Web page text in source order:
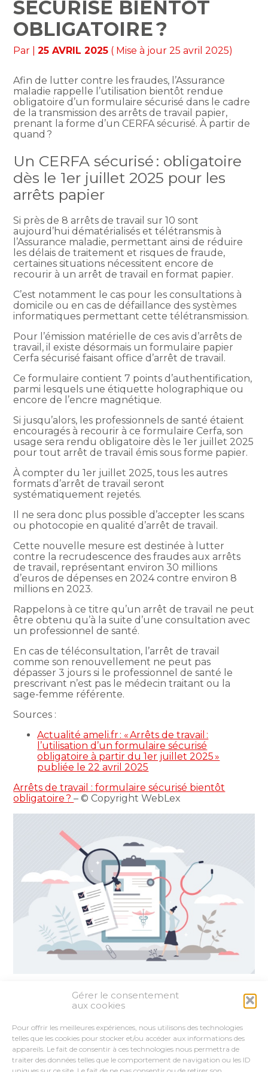
Gérer le consentement
aux cookies
Pour offrir les meilleures expériences, nous utilisons des technologies
telles que les cookies pour stocker et/ou accéder aux informations des
appareils. Le fait de consentir à ces technologies nous permettra de
traiter des données telles que le comportement de navigation ou les ID
SÉCURISÉ BIENTÔT
OBLIGATOIRE ?
Par |25 AVRIL 2025 ( Mise à jour 25 avril 2025)
Afin de lutter contre les fraudes, l’Assurance
maladie rappelle l’utilisation bientôt rendue
obligatoire d’un formulaire sécurisé dans le cadre
de la transmission des arrêts de travail papier,
prenant la forme d’un CERFA sécurisé. À partir de
quand ?
Un CERFA sécurisé : obligatoire
dès le 1er juillet 2025 pour les
arrêts papier
Si près de 8 arrêts de travail sur 10 sont
aujourd’hui dématérialisés et télétransmis à
l’Assurance maladie, permettant ainsi de réduire
les délais de traitement et risques de fraude,
certaines situations nécessitent encore de
recourir à un arrêt de travail en format papier.
C’est notamment le cas pour les consultations à
domicile ou en cas de défaillance des systèmes
informatiques permettant cette télétransmission.
Pour l’émission matérielle de ces avis d’arrêts de
travail, il existe désormais un formulaire papier
Cerfa sécurisé faisant office d’arrêt de travail.
Ce formulaire contient 7 points d’authentification,
parmi lesquels une étiquette holographique ou
encore de l’encre magnétique.
Si jusqu’alors, les professionnels de santé étaient
encouragés à recourir à ce formulaire Cerfa, son
usage sera rendu obligatoire dès le 1er juillet 2025
pour tout arrêt de travail émis sous forme papier.
À compter du 1er juillet 2025, tous les autres
formats d’arrêt de travail seront
systématiquement rejetés.
Il ne sera donc plus possible d’accepter les scans
ou photocopie en qualité d’arrêt de travail.
Cette nouvelle mesure est destinée à lutter
contre la recrudescence des fraudes aux arrêts
de travail, représentant environ 30 millions
d’euros de dépenses en 2024 contre environ 8
millions en 2023.
Rappelons à ce titre qu’un arrêt de travail ne peut
être obtenu qu’à la suite d’une consultation avec
un professionnel de santé.
En cas de téléconsultation, l’arrêt de travail
comme son renouvellement ne peut pas
dépasser 3 jours si le professionnel de santé le
prescrivant n’est pas le médecin traitant ou la
sage-femme référente.
Sources :
Actualité ameli.fr : « Arrêts de travail :
l’utilisation d’un formulaire sécurisé
obligatoire à partir du 1er juillet 2025 »
publiée le 22 avril 2025
Arrêts de travail : formulaire sécurisé bientôt
obligatoire ?– © Copyright WebLex
FaceBook
TwitterLinkedIn